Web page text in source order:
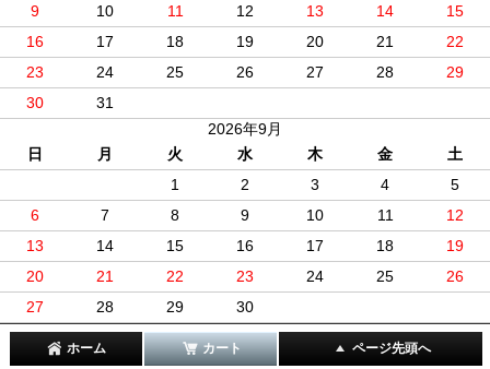
9
10 11 12 13 14
15
16
17 18 19 20 21
22
23
24 25 26 27 28
29
30
31
2026年9月
日
月 火 水 木 金
土
1
2 3 4
5
6
7 8 9 10 11
12
13
14 15 16 17 18
19
20
21 22 23 24 25
26
27
28 29 30
ホーム カート ページ先頭へ